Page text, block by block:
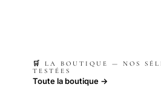
🛒 LA BOUTIQUE — NOS
TESTÉES
Toute la boutique →